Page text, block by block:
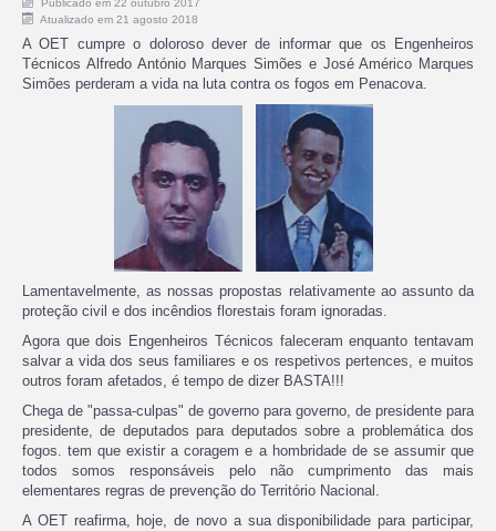
Publicado em 22 outubro 2017
Atualizado em 21 agosto 2018
A OET cumpre o doloroso dever de informar que os Engenheiros
Técnicos Alfredo António Marques Simões e José Américo Marques
Simões perderam a vida na luta contra os fogos em Penacova.
Lamentavelmente, as nossas propostas relativamente ao assunto da
proteção civil e dos incêndios florestais foram ignoradas.
Agora que dois Engenheiros Técnicos faleceram enquanto tentavam
salvar a vida dos seus familiares e os respetivos pertences, e muitos
outros foram afetados, é tempo de dizer BASTA!!!
Chega de "passa-culpas" de governo para governo, de presidente para
presidente, de deputados para deputados sobre a problemática dos
fogos. tem que existir a coragem e a hombridade de se assumir que
todos somos responsáveis pelo não cumprimento das mais
elementares regras de prevenção do Território Nacional.
A OET reafirma, hoje, de novo a sua disponibilidade para participar,